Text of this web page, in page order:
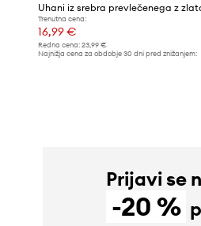
Trenutna cena:
16,99 €
Redna cena: 23,99 €
Najnižja cena za obdobje 30 dni pred znižanjem:
Prijavi se
-20 %